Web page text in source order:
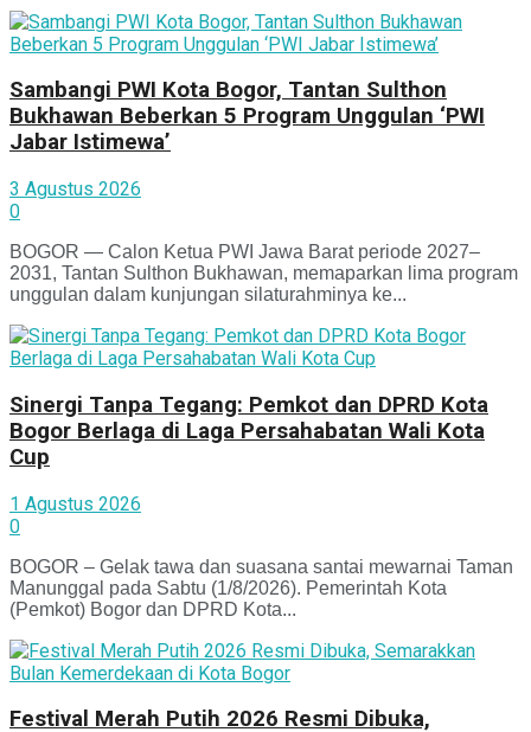
Sambangi PWI Kota Bogor, Tantan Sulthon
Bukhawan Beberkan 5 Program Unggulan ‘PWI
Jabar Istimewa’
3 Agustus 2026
0
BOGOR — Calon Ketua PWI Jawa Barat periode 2027–
2031, Tantan Sulthon Bukhawan, memaparkan lima program
unggulan dalam kunjungan silaturahminya ke...
Sinergi Tanpa Tegang: Pemkot dan DPRD Kota
Bogor Berlaga di Laga Persahabatan Wali Kota
Cup
1 Agustus 2026
0
BOGOR – Gelak tawa dan suasana santai mewarnai Taman
Manunggal pada Sabtu (1/8/2026). Pemerintah Kota
(Pemkot) Bogor dan DPRD Kota...
Festival Merah Putih 2026 Resmi Dibuka,